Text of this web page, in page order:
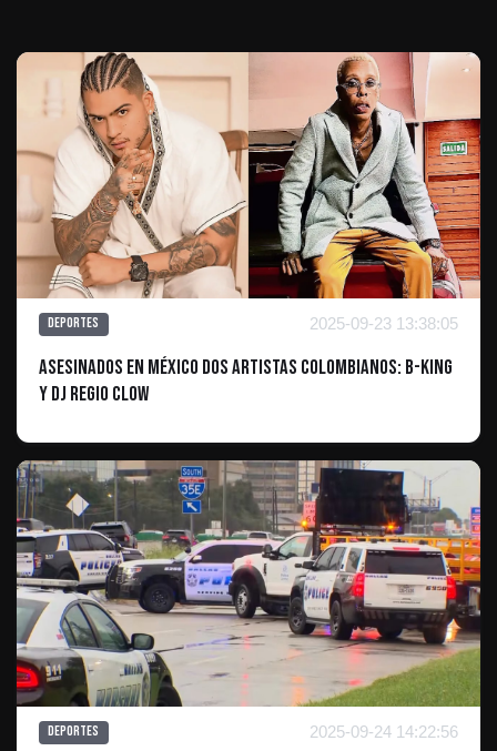
Deportes 2025-09-23 13:38:05
Asesinados en México dos artistas colombianos: B-King
y DJ Regio Clow
Deportes 2025-09-24 14:22:56